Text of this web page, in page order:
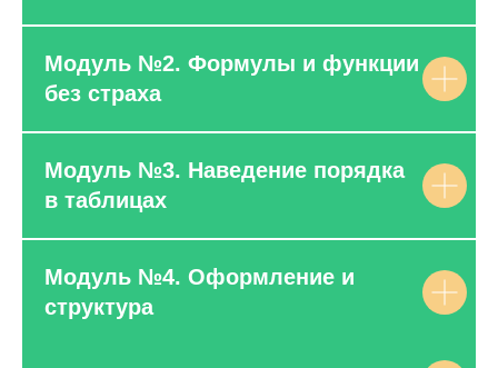
Модуль №2. Формулы и функции
без страха
Модуль №3. Наведение порядка
в таблицах
Модуль №4. Оформление и
структура